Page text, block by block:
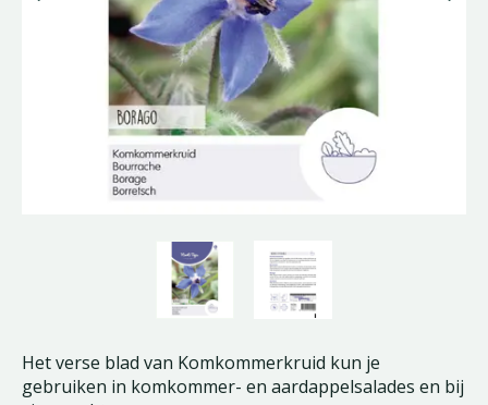
Het verse blad van Komkommerkruid kun je
gebruiken in komkommer- en aardappelsalades en bij